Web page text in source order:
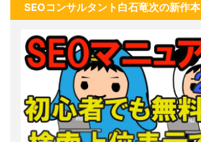
SEOコンサルタント白石竜次の新作本